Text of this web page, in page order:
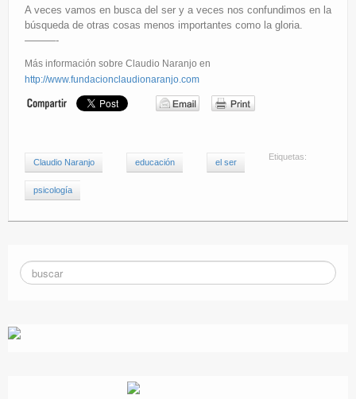
A veces vamos en busca del ser y a veces nos confundimos en la
búsqueda de otras cosas menos importantes como la gloria.
———-
Más información sobre Claudio Naranjo en
http://www.fundacionclaudionaranjo.com
Etiquetas:
Claudio Naranjo educación el ser
psicología